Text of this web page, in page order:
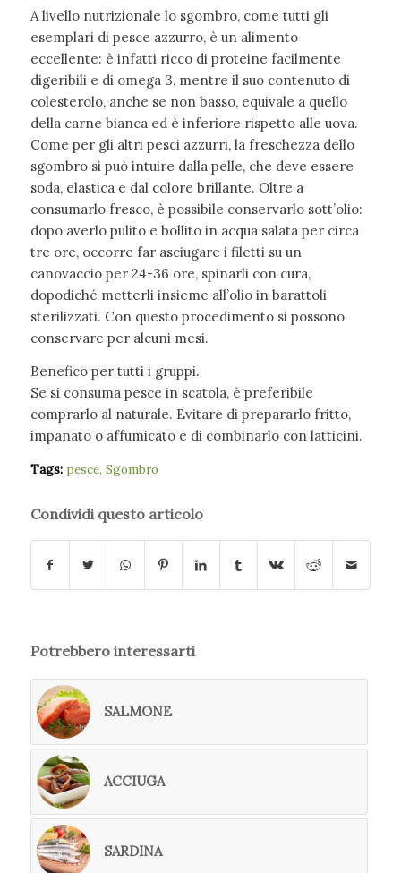
A livello nutrizionale lo sgombro, come tutti gli
esemplari di pesce azzurro, è un alimento
eccellente: è infatti ricco di proteine facilmente
digeribili e di omega 3, mentre il suo contenuto di
colesterolo, anche se non basso, equivale a quello
della carne bianca ed è inferiore rispetto alle uova.
Come per gli altri pesci azzurri, la freschezza dello
sgombro si può intuire dalla pelle, che deve essere
soda, elastica e dal colore brillante. Oltre a
consumarlo fresco, è possibile conservarlo sott’olio:
dopo averlo pulito e bollito in acqua salata per circa
tre ore, occorre far asciugare i filetti su un
canovaccio per 24-36 ore, spinarli con cura,
dopodiché metterli insieme all’olio in barattoli
sterilizzati. Con questo procedimento si possono
conservare per alcuni mesi.
Benefico per tutti i gruppi.
Se si consuma pesce in scatola, è preferibile
comprarlo al naturale. Evitare di prepararlo fritto,
impanato o affumicato e di combinarlo con latticini.
Tags: pesce, Sgombro
Condividi questo articolo
Potrebbero interessarti
SALMONE
ACCIUGA
SARDINA